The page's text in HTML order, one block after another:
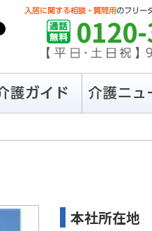
本社所在地